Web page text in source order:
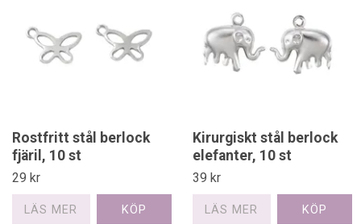
Rostfritt stål berlock
fjäril, 10 st
29 kr
LÄS MER
Kirurgiskt stål berlock
elefanter, 10 st
39 kr
LÄS MER